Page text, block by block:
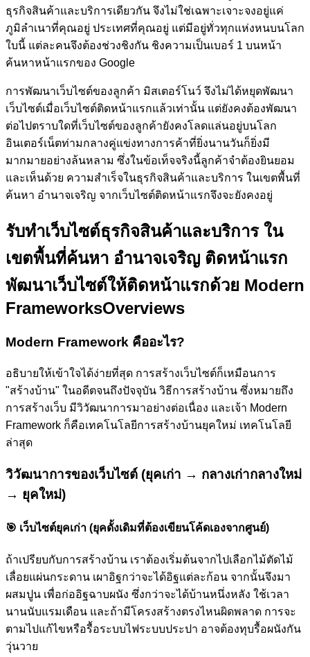
ธุรกิจสินค้าและบริการเดียวกัน จึงไม่ใช่เฉพาะเจาะจงอยู่แค่
ภูมิลำเนาที่คุณอยู่ ประเทศที่คุณอยู่ แต่มีอยู่ทั่วทุกแห่งหนบนโลก
ใบนี้ แต่ละคนจึงต้องช่วงชิงกัน ชิงความเป็นเบอร์ 1 บนหน้า
ค้นหาหน้าแรกของ Google
การพัฒนาเว็บไซต์ของลูกค้า มิสเตอร์โนว์ จึงไม่ได้หยุดพัฒนา
เว็บไซต์เมื่อเว็บไซต์ติดหน้าแรกแล้วเท่านั้น แต่ยังคงต้องพัฒนา
ต่อไปตราบใดที่เว็บไซต์ของลูกค้ายังคงโลดแล่นอยู่บนโลก
อินเตอร์เน็ตท่ามกลางคู่แข่งทางการค้าที่ยิ่งนานวันก็ยิ่งมี
มากมายอย่างล้นหลาม ซึ่งในข้อเท็จจริงนี้ลูกค้าจำต้องยินยอม
และเห็นด้วย ความสำเร็จในธุรกิจสินค้าและบริการ ในเขตพื้นที่
ค้นหา อำนาจเจริญ จากเว็บไซต์ติดหน้าแรกจึงจะยังคงอยู่
รับทำเว็บไซต์ธุรกิจสินค้าและบริการ ใน
เขตพื้นที่ค้นหา อำนาจเจริญ ติดหน้าแรก
พัฒนาเว็บไซต์ให้ติดหน้าแรกด้วย Modern
FrameworksOverviews
Modern Framework คืออะไร?
อธิบายให้เข้าใจได้ง่ายที่สุด การสร้างเว็บไซต์ก็เหมือนการ
"สร้างบ้าน" ในอดีตจนถึงปัจจุบัน วิธีการสร้างบ้าน ซึ่งหมายถึง
การสร้างเว็บ มีวิวัฒนาการมาอย่างต่อเนื่อง และเจ้า Modern
Framework ก็คือเทคโนโลยีการสร้างบ้านยุคใหม่ เทคโนโลยี
ล่าสุด
วิวัฒนาการของเว็บไซต์ (ยุคเก่า → กลางเก่ากลางใหม่
→ ยุคใหม่)
🎯 เว็บไซต์ยุคเก่า (ยุคดั้งเดิมที่ต้องเขียนโค้ดเองจากศูนย์)
ถ้าเปรียบกับการสร้างบ้าน เราต้องเริ่มต้นจากไปเลือกไม้ตัดไม้
เลื่อยแผ่นกระดาน เผาอิฐกว่าจะได้อิฐแต่ละก้อน จากนั้นจึงมา
ผสมปูน เพื่อก่ออิฐฉาบผนัง ซึ่งกว่าจะได้บ้านหนึ่งหลัง ใช้เวลา
นานนับแรมเดือน และถ้ามีโครงสร้างตรงไหนผิดพลาด การจะ
ตามไปแก้ไขหรือรื้อระบบไฟระบบประปา อาจต้องทุบรื้อผนังกัน
วุ่นวาย